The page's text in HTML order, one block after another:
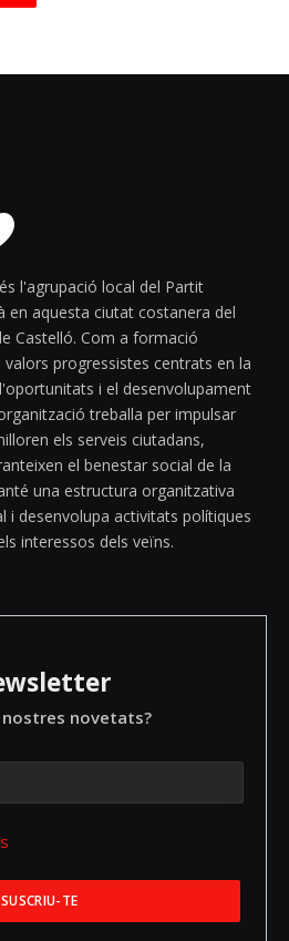
l'agrupació local del Partit
en aquesta ciutat costanera del
Castelló. Com a formació
progressistes centrats en la
i el desenvolupament
treballa per impulsar
els serveis ciutadans,
el benestar social de la
una estructura organitzativa
i desenvolupa activitats polítiques
interessos dels veïns.
novetats?